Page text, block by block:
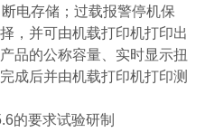
电存储；过载报警停机保
，并可由机载打印机打印出
品的公称容量、实时显示扭
成后并由机载打印机打印测
的要求试验研制